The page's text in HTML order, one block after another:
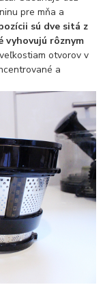
pre mňa a
sú dve sitá z
vyhovujú rôznym
otvorov v
a